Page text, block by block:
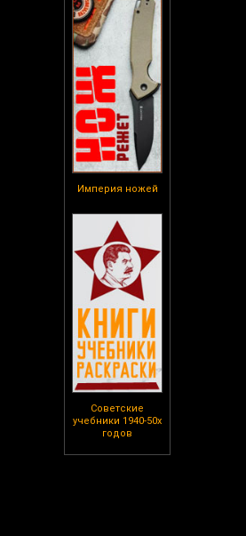
Империя ножей
Советские
учебники 1940-50х
годов